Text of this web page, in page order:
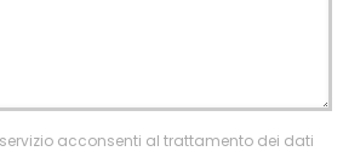
acconsenti al trattamento dei dati